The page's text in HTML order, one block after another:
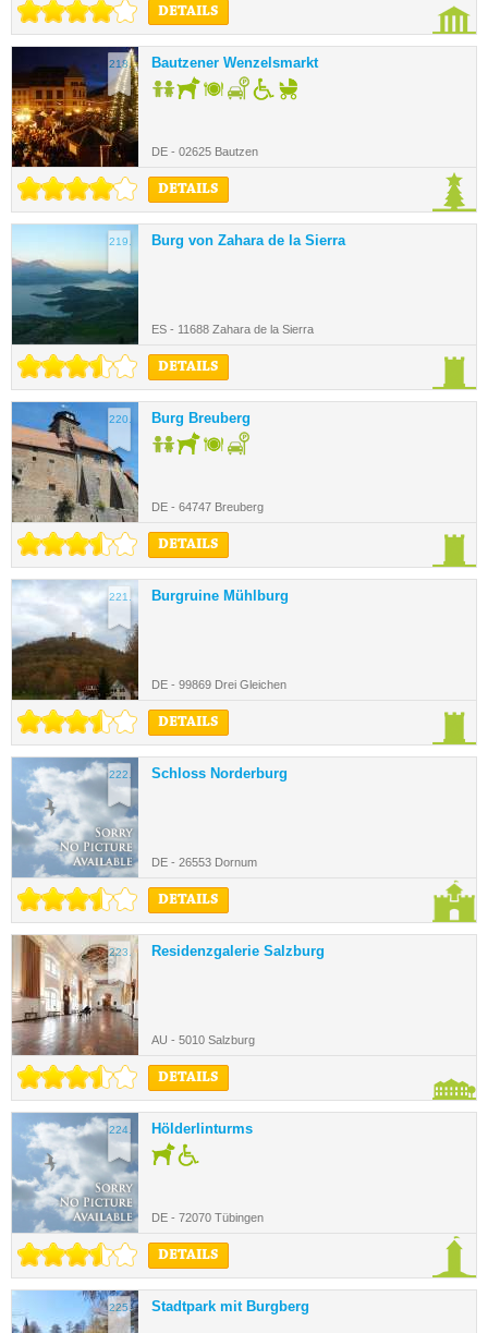
DETAILS
218. Bautzener Wenzelsmarkt
DE - 02625 Bautzen
DETAILS
219. Burg von Zahara de la Sierra
ES - 11688 Zahara de la Sierra
DETAILS
220. Burg Breuberg
DE - 64747 Breuberg
DETAILS
221. Burgruine Mühlburg
DE - 99869 Drei Gleichen
DETAILS
222. Schloss Norderburg
DE - 26553 Dornum
DETAILS
223. Residenzgalerie Salzburg
AU - 5010 Salzburg
DETAILS
224. Hölderlinturms
DE - 72070 Tübingen
DETAILS
225. Stadtpark mit Burgberg